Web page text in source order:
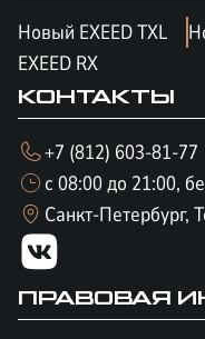
Новый EXEED TXL
EXEED RX
КОНТАКТЫ
+7 (812) 603-81-77
с 08:00 до 21:00,
Санкт-Петербург,
ПРАВОВАЯ